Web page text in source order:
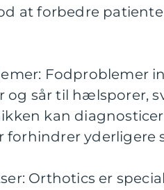
at forbedre
Fodproblemer
og sår til hælsporer,
kan
forhindrer yderligere
Orthotics er